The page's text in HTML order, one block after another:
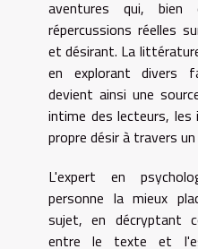
aventures qui,
répercussions réelles
et désirant. La
en explorant divers
devient ainsi une
intime des lecteurs,
propre désir à travers
L'expert en
personne la mieux
sujet, en décryptant
entre le texte et